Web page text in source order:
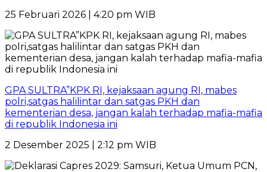
25 Februari 2026 | 4:20 pm WIB
GPA SULTRA”KPK RI, kejaksaan agung RI, mabes
polri,satgas halilintar dan satgas PKH dan
kementerian desa, jangan kalah terhadap mafia-mafia
di republik Indonesia ini
2 Desember 2025 | 2:12 pm WIB